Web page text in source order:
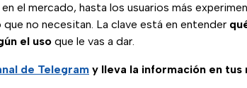
el mercado, hasta los usuarios más
no necesitan. La clave está en entender
el uso que le vas a dar.
de Telegram y lleva la información en tus